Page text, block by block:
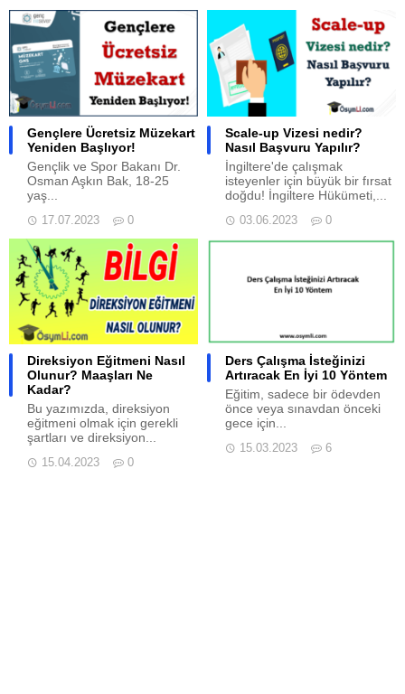
Gençlere Ücretsiz Müzekart
Yeniden Başlıyor!
Gençlik ve Spor Bakanı Dr.
Osman Aşkın Bak, 18-25
yaş...
17.07.2023 0
Scale-up Vizesi nedir?
Nasıl Başvuru Yapılır?
İngiltere'de çalışmak
isteyenler için büyük bir fırsat
doğdu! İngiltere Hükümeti,...
03.06.2023 0
Direksiyon Eğitmeni Nasıl
Olunur? Maaşları Ne
Kadar?
Bu yazımızda, direksiyon
eğitmeni olmak için gerekli
şartları ve direksiyon...
15.04.2023 0
Ders Çalışma İsteğinizi
Artıracak En İyi 10 Yöntem
Eğitim, sadece bir ödevden
önce veya sınavdan önceki
gece için...
15.03.2023 6